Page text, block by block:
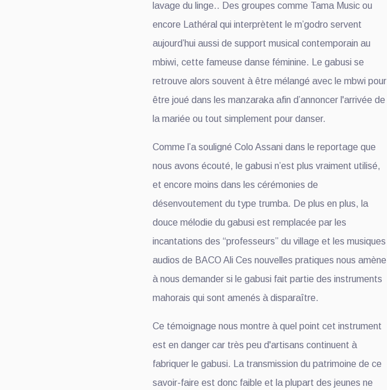
lavage du linge.. Des groupes comme Tama Music ou
encore Lathéral qui interprètent le m’godro servent
aujourd’hui aussi de support musical contemporain au
mbiwi, cette fameuse danse féminine. Le gabusi se
retrouve alors souvent à être mélangé avec le mbwi pour
être joué dans les manzaraka afin d’annoncer l'arrivée de
la mariée ou tout simplement pour danser.
Comme l’a souligné Colo Assani dans le reportage que
nous avons écouté, le gabusi n’est plus vraiment utilisé,
et encore moins dans les cérémonies de
désenvoutement du type trumba. De plus en plus, la
douce mélodie du gabusi est remplacée par les
incantations des “professeurs” du village et les musiques
audios de BACO Ali Ces nouvelles pratiques nous amène
à nous demander si le gabusi fait partie des instruments
mahorais qui sont amenés à disparaître.
Ce témoignage nous montre à quel point cet instrument
est en danger car très peu d'artisans continuent à
fabriquer le gabusi. La transmission du patrimoine de ce
savoir-faire est donc faible et la plupart des jeunes ne